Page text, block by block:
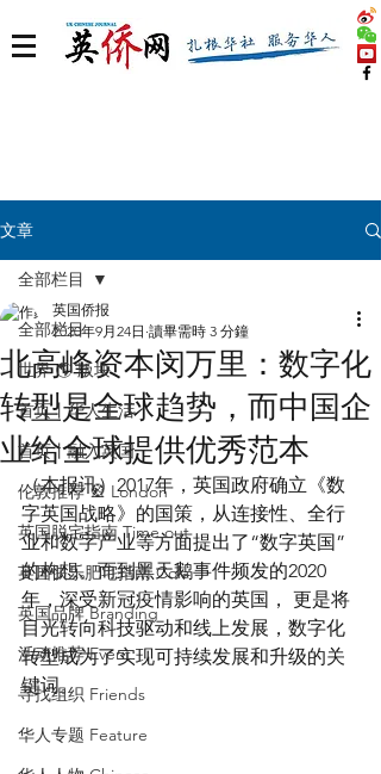
文章
全部栏目
世界 🌎 版块
首页丨华人生活
首页丨融入英国
伦敦推荐 🎡 London
英国脱宅指南 Time out
英国快乐肥宅指南 Cola
英国品牌 Branding
活动推荐 Event
寻找组织 Friends
华人专题 Feature
全部栏目
北高峰资本闵万里：数字化
转型是全球趋势，而中国企
业给全球提供优秀范本
英国侨报
2020年9月24日 讀畢需時 3 分鐘
（本报讯）2017年，英国政府确立《数
字英国战略》的国策，从连接性、全行
业和数字产业等方面提出了“数字英国”
的构想。而到黑天鹅事件频发的2020
年，深受新冠疫情影响的英国， 更是将
目光转向科技驱动和线上发展，数字化
转型成为了实现可持续发展和升级的关
键词。